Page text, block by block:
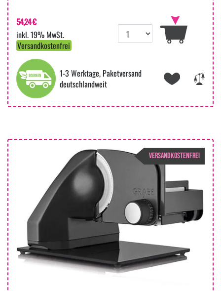
54,24 €
inkl. 19% MwSt.
Versandkostenfrei
1-3 Werktage, Paketversand
deutschlandweit
VERSANDKOSTENFREI